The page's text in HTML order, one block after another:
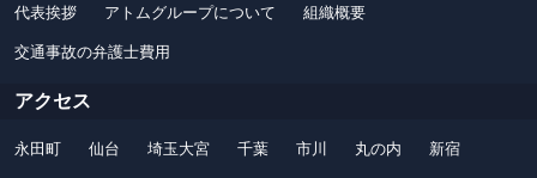
代表挨拶 アトムグループについて 組織概要
交通事故の弁護士費用
アクセス
永田町 仙台 埼玉大宮 千葉 市川 丸の内 新宿